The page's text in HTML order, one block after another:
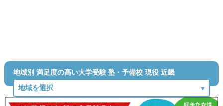
地域別 満足度の高い大学受験 塾・予備校 現役 近畿